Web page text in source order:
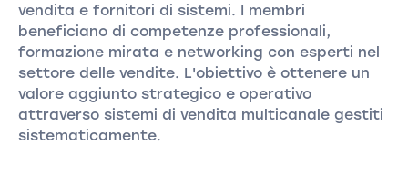
vendita e fornitori di sistemi. I membri
beneficiano di competenze professionali,
formazione mirata e networking con esperti nel
settore delle vendite. L'obiettivo è ottenere un
valore aggiunto strategico e operativo
attraverso sistemi di vendita multicanale gestiti
sistematicamente.